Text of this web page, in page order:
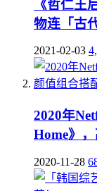
《哲仁王
物连「古
2021-02-03
2020年
Home》
2020-11-28